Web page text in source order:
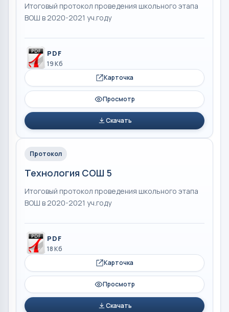
Итоговый протокол проведения школьного этапа
ВОШ в 2020-2021 уч.году
PDF
19 Кб
Карточка
Просмотр
Скачать
Протокол
Технология СОШ 5
Итоговый протокол проведения школьного этапа
ВОШ в 2020-2021 уч.году
PDF
18 Кб
Карточка
Просмотр
Скачать